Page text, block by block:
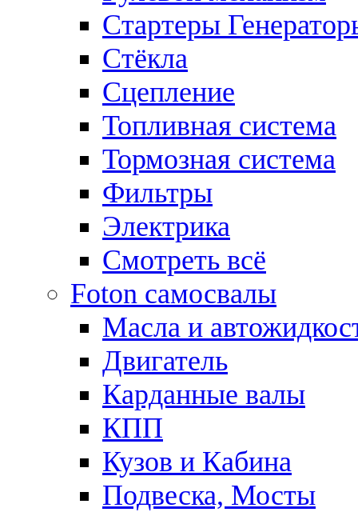
Стартеры
Стёкла
Сцепление
Топливная система
Тормозная система
Фильтры
Электрика
Смотреть всё
Foton самосвалы
Масла и
Двигатель
Карданные валы
КПП
Кузов и Кабина
Подвеска, Мосты